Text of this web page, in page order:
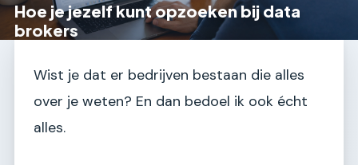
Hoe je jezelf kunt opzoeken bij data
brokers
Wist je dat er bedrijven bestaan die alles
over je weten? En dan bedoel ik ook écht
alles.